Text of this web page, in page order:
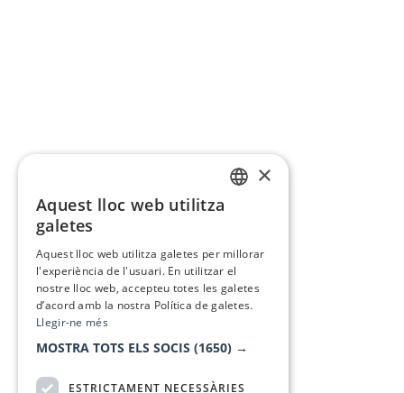
×
Aquest lloc web utilitza
galetes
Aquest lloc web utilitza galetes per millorar
l'experiència de l'usuari. En utilitzar el
nostre lloc web, accepteu totes les galetes
d’acord amb la nostra Política de galetes.
Llegir-ne més
MOSTRA TOTS ELS SOCIS (1650) →
ESTRICTAMENT NECESSÀRIES